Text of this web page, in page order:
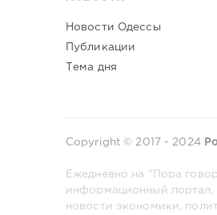
Новости Одессы
Публикации
Тема дня
Copyright © 2017 - 2024
Ежедневно на "Пора
информационный портал,
новости экономики,